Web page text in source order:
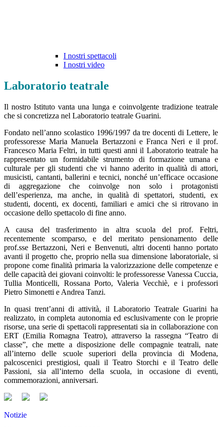
I nostri spettacoli
I nostri video
Laboratorio teatrale
Il nostro Istituto vanta una lunga e coinvolgente tradizione teatrale
che si concretizza nel Laboratorio teatrale Guarini.
Fondato nell’anno scolastico 1996/1997 da tre docenti di Lettere, le
professoresse Maria Manuela Bertazzoni e Franca Neri e il prof.
Francesco Maria Feltri, in tutti questi anni il Laboratorio teatrale ha
rappresentato un formidabile strumento di formazione umana e
culturale per gli studenti che vi hanno aderito in qualità di attori,
musicisti, cantanti, ballerini e tecnici, nonché un’efficace occasione
di aggregazione che coinvolge non solo i protagonisti
dell’esperienza, ma anche, in qualità di spettatori, studenti, ex
studenti, docenti, ex docenti, familiari e amici che si ritrovano in
occasione dello spettacolo di fine anno.
A causa del trasferimento in altra scuola del prof. Feltri,
recentemente scomparso, e del meritato pensionamento delle
prof.sse Bertazzoni, Neri e Benvenuti, altri docenti hanno portato
avanti il progetto che, proprio nella sua dimensione laboratoriale, si
propone come finalità primaria la valorizzazione delle competenze e
delle capacità dei giovani coinvolti: le professoresse Vanessa Cuccia,
Tullia Monticelli, Rossana Porto, Valeria Vecchiè, e i professori
Pietro Simonetti e Andrea Tanzi.
In quasi trent’anni di attività, il Laboratorio Teatrale Guarini ha
realizzato, in completa autonomia ed esclusivamente con le proprie
risorse, una serie di spettacoli rappresentati sia in collaborazione con
ERT (Emilia Romagna Teatro), attraverso la rassegna “Teatro di
classe”, che mette a disposizione delle compagnie teatrali, nate
all’interno delle scuole superiori della provincia di Modena,
palcoscenici prestigiosi, quali il Teatro Storchi e il Teatro delle
Passioni, sia all’interno della scuola, in occasione di eventi,
commemorazioni, anniversari.
Notizie